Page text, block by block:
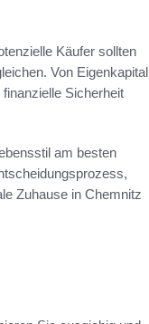
Käufer sollten
Von Eigenkapital
Sicherheit
am besten
Zuhause in Chemnitz